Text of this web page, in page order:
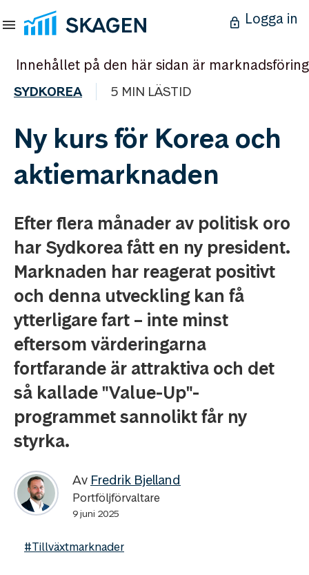
Logga in
Innehållet på den här sidan är marknadsföring
SYDKOREA 5 MIN LÄSTID
Ny kurs för Korea och
aktiemarknaden
Efter flera månader av politisk oro
har Sydkorea fått en ny president.
Marknaden har reagerat positivt
och denna utveckling kan få
ytterligare fart – inte minst
eftersom värderingarna
fortfarande är attraktiva och det
så kallade "Value-Up"-
programmet sannolikt får ny
styrka.
Av Fredrik Bjelland
Portföljförvaltare
9 juni 2025
#Tillväxtmarknader